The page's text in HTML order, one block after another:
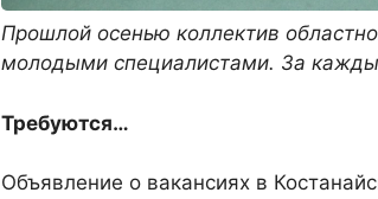
Прошлой осенью коллектив
молодыми специалистами. За
Требуются…
Объявление о вакансиях в